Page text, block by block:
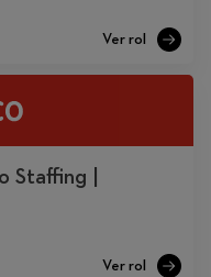
Staffing |